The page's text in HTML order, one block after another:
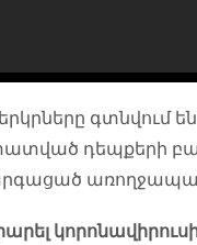
երկրները գտնվում
դեպքերի